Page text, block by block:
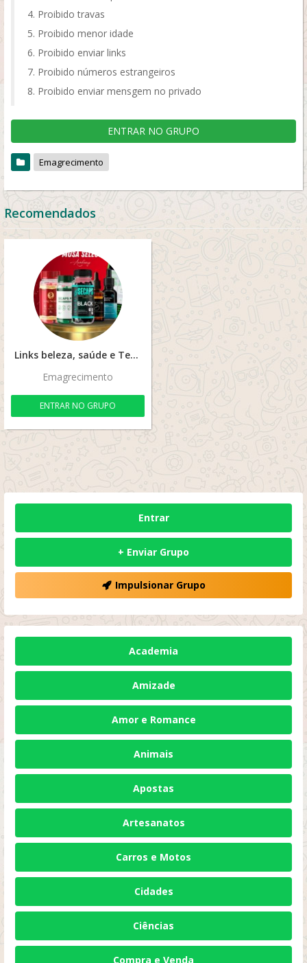
Proibido travas
Proibido menor idade
Proibido enviar links
Proibido números estrangeiros
Proibido enviar mensgem no privado
ENTRAR NO GRUPO
Emagrecimento
Recomendados
Links beleza, saúde e Tecnologia em promo
Emagrecimento
ENTRAR NO GRUPO
Entrar
+ Enviar Grupo
Impulsionar Grupo
Academia
Amizade
Amor e Romance
Animais
Apostas
Artesanatos
Carros e Motos
Cidades
Ciências
Compra e Venda